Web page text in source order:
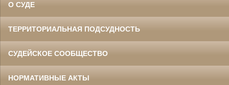
О СУДЕ
ТЕРРИТОРИАЛЬНАЯ ПОДСУДНОСТЬ
СУДЕЙСКОЕ СООБЩЕСТВО
НОРМАТИВНЫЕ АКТЫ